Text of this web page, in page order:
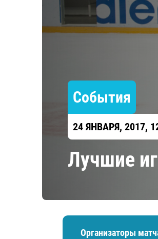
События
24 ЯНВАРЯ, 2017,
Лучшие
Организаторы